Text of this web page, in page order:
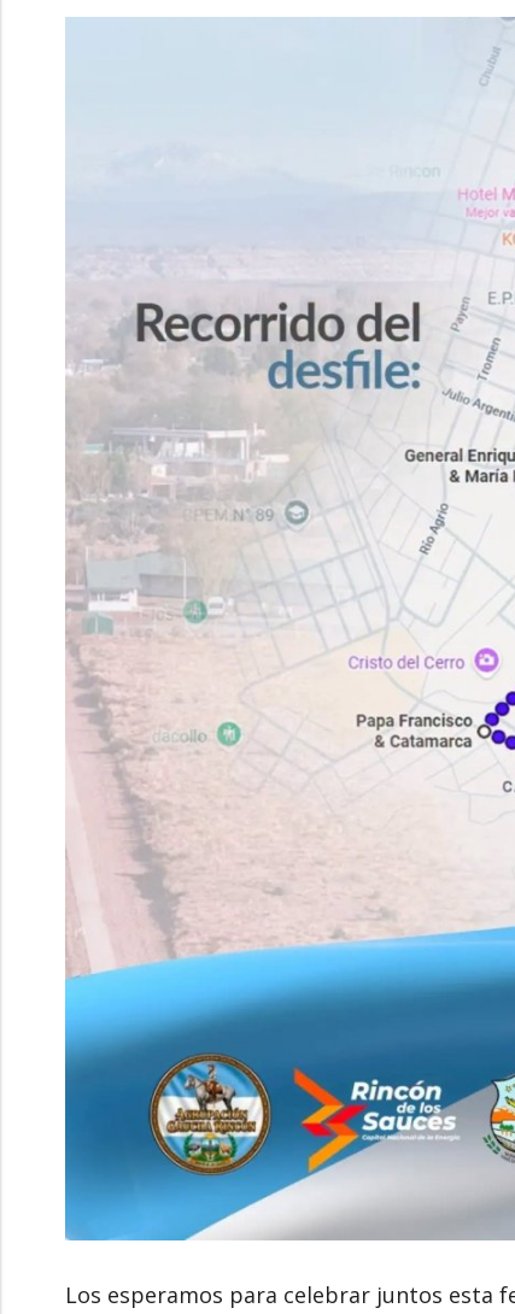
Los esperamos para celebrar juntos esta